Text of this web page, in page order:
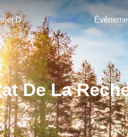
Au Sujet De Nous Produits
De La